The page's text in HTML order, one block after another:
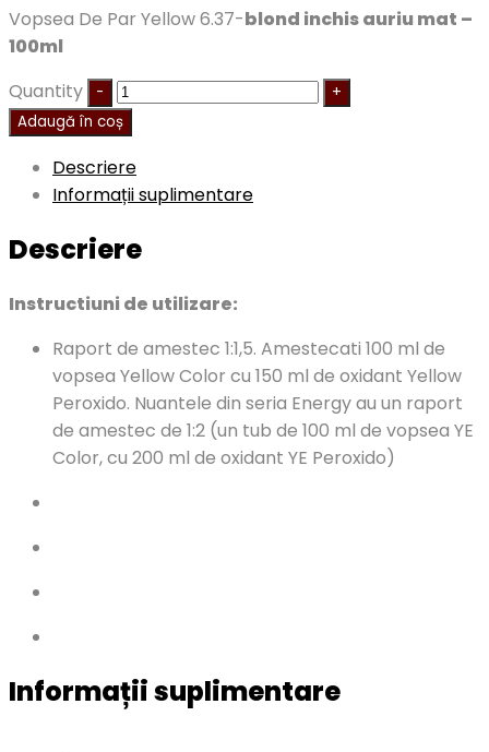
Vopsea De Par Yellow 6.37-blond inchis auriu mat –
100ml
Quantity
Adaugă în coș
Descriere
Informații suplimentare
Descriere
Instructiuni de utilizare:
Raport de amestec 1:1,5. Amestecati 100 ml de
vopsea Yellow Color cu 150 ml de oxidant Yellow
Peroxido. Nuantele din seria Energy au un raport
de amestec de 1:2 (un tub de 100 ml de vopsea YE
Color, cu 200 ml de oxidant YE Peroxido)
Informații suplimentare